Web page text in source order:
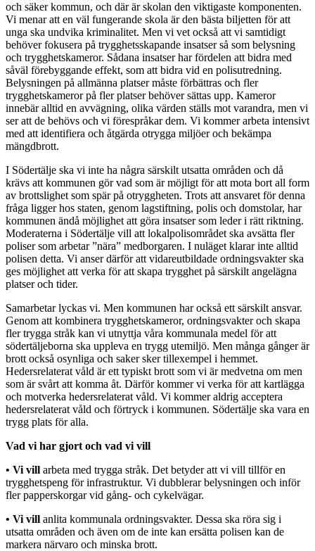
och säker kommun, och där är skolan den viktigaste komponenten.
Vi menar att en väl fungerande skola är den bästa biljetten för att
unga ska undvika kriminalitet. Men vi vet också att vi samtidigt
behöver fokusera på trygghetsskapande insatser så som belysning
och trygghetskameror. Sådana insatser har fördelen att bidra med
såväl förebyggande effekt, som att bidra vid en polisutredning.
Belysningen på allmänna platser måste förbättras och fler
trygghetskameror på fler platser behöver sättas upp. Kameror
innebär alltid en avvägning, olika värden ställs mot varandra, men vi
ser att de behövs och vi förespråkar dem. Vi kommer arbeta intensivt
med att identifiera och åtgärda otrygga miljöer och bekämpa
mängdbrott.
I Södertälje ska vi inte ha några särskilt utsatta områden och då
krävs att kommunen gör vad som är möjligt för att mota bort all form
av brottslighet som spär på otryggheten. Trots att ansvaret för denna
fråga ligger hos staten, genom lagstiftning, polis och domstolar, har
kommunen ändå möjlighet att göra insatser som leder i rätt riktning.
Moderaterna i Södertälje vill att lokalpolisområdet ska avsätta fler
poliser som arbetar ”nära” medborgaren. I nuläget klarar inte alltid
polisen detta. Vi anser därför att vidareutbildade ordningsvakter ska
ges möjlighet att verka för att skapa trygghet på särskilt angelägna
platser och tider.
Samarbetar lyckas vi. Men kommunen har också ett särskilt ansvar.
Genom att kombinera trygghetskameror, ordningsvakter och skapa
fler trygga stråk kan vi utnyttja våra kommunala medel för att
södertäljeborna ska uppleva en trygg utemiljö. Men många gånger är
brott också osynliga och saker sker tillexempel i hemmet.
Hedersrelaterat våld är ett typiskt brott som vi är medvetna om men
som är svårt att komma åt. Därför kommer vi verka för att kartlägga
och motverka hedersrelaterat våld. Vi kommer aldrig acceptera
hedersrelaterat våld och förtryck i kommunen. Södertälje ska vara en
trygg plats för alla.
Vad vi har gjort och vad vi vill
• Vi vill arbeta med trygga stråk. Det betyder att vi vill tillför en
trygghetspeng för infrastruktur. Vi dubblerar belysningen och inför
fler papperskorgar vid gång- och cykelvägar.
• Vi vill anlita kommunala ordningsvakter. Dessa ska röra sig i
utsatta områden och även om de inte kan ersätta polisen kan de
markera närvaro och minska brott.